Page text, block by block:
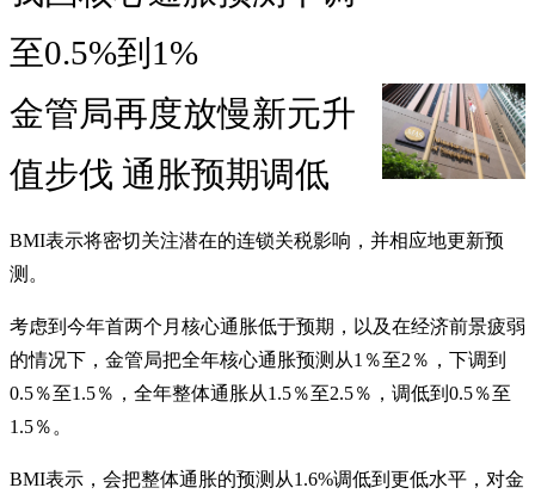
至0.5%到1%
金管局再度放慢新元升
值步伐 通胀预期调低
BMI表示将密切关注潜在的连锁关税影响，并相应地更新预
测。
考虑到今年首两个月核心通胀低于预期，以及在经济前景疲弱
的情况下，金管局把全年核心通胀预测从1％至2％，下调到
0.5％至1.5％，全年整体通胀从1.5％至2.5％，调低到0.5％至
1.5％。
BMI表示，会把整体通胀的预测从1.6%调低到更低水平，对金